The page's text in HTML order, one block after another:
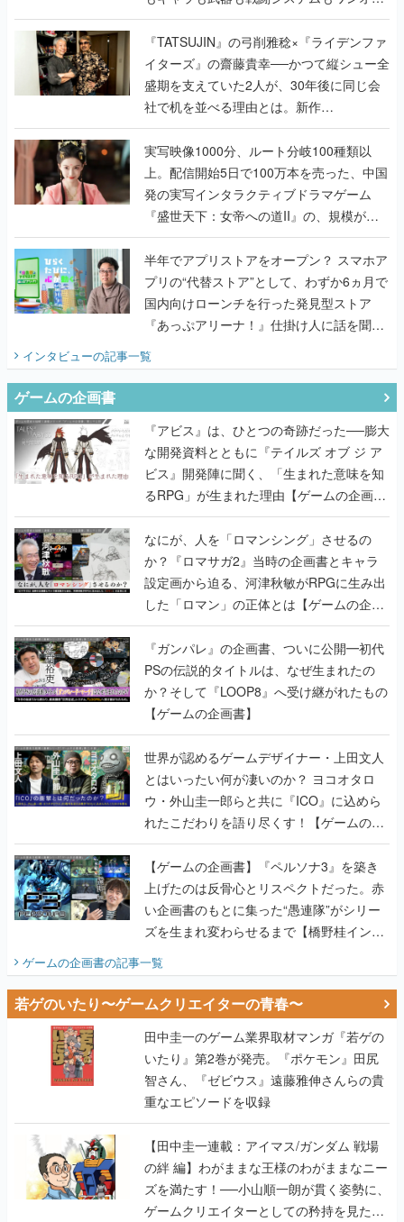
で作り込まれた理由を両ディレクターに聞
く
『TATSUJIN』の弓削雅稔×『ライデンファ
イターズ』の齋藤貴幸──かつて縦シュー全
盛期を支えていた2人が、30年後に同じ会
社で机を並べる理由とは。新作
『TATSUJIN EXTREME』で初タッグを組
んだレジェンド2人に訊く開発秘話
実写映像1000分、ルート分岐100種類以
上。配信開始5日で100万本を売った、中国
発の実写インタラクティブドラマゲーム
『盛世天下：女帝への道II』の、規模が違
うこだわりをプロデューサーに聞いた
半年でアプリストアをオープン？ スマホア
プリの“代替ストア”として、わずか6ヵ月で
国内向けローンチを行った発見型ストア
『あっぷアリーナ！』仕掛け人に話を聞い
てみた
インタビューの記事一覧
ゲームの企画書
『アビス』は、ひとつの奇跡だった──膨大
な開発資料とともに『テイルズ オブ ジ ア
ビス』開発陣に聞く、「生まれた意味を知
るRPG」が生まれた理由【ゲームの企画
書】
なにが、人を「ロマンシング」させるの
か？『ロマサガ2』当時の企画書とキャラ
設定画から迫る、河津秋敏がRPGに生み出
した「ロマン」の正体とは【ゲームの企画
書】
『ガンパレ』の企画書、ついに公開━初代
PSの伝説的タイトルは、なぜ生まれたの
か？そして『LOOP8』へ受け継がれたもの
【ゲームの企画書】
世界が認めるゲームデザイナー・上田文人
とはいったい何が凄いのか？ ヨコオタロ
ウ・外山圭一郎らと共に『ICO』に込めら
れたこだわりを語り尽くす！【ゲームの企
画書】
【ゲームの企画書】『ペルソナ3』を築き
上げたのは反骨心とリスペクトだった。赤
い企画書のもとに集った“愚連隊”がシリー
ズを生まれ変わらせるまで【橋野桂インタ
ビュー】
ゲームの企画書の記事一覧
若ゲのいたり〜ゲームクリエイターの青春〜
田中圭一のゲーム業界取材マンガ『若ゲの
いたり』第2巻が発売。『ポケモン』田尻
智さん、『ゼビウス』遠藤雅伸さんらの貴
重なエピソードを収録
【田中圭一連載：アイマス/ガンダム 戦場
の絆 編】わがままな王様のわがままなニー
ズを満たす！──小山順一朗が貫く姿勢に、
ゲームクリエイターとしての矜持を見た